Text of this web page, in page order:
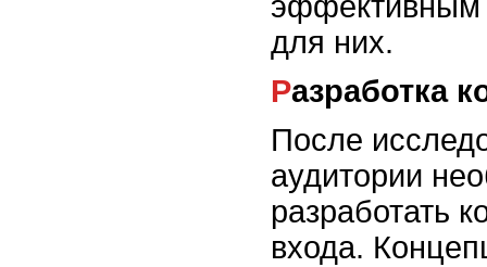
для них.
Разработка
После
аудитории
разработать
входа.